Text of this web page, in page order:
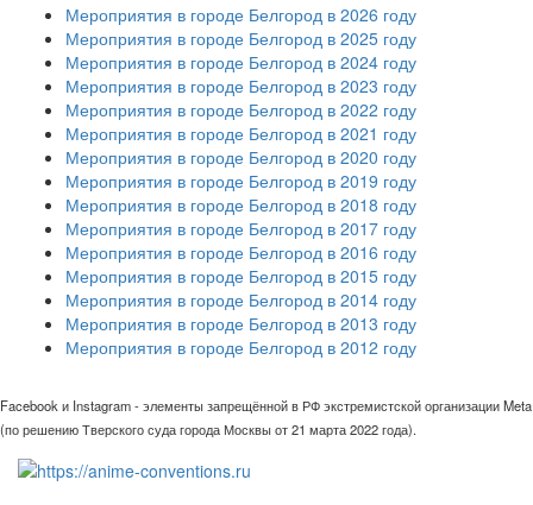
Мероприятия в городе Белгород в 2026 году
Мероприятия в городе Белгород в 2025 году
Мероприятия в городе Белгород в 2024 году
Мероприятия в городе Белгород в 2023 году
Мероприятия в городе Белгород в 2022 году
Мероприятия в городе Белгород в 2021 году
Мероприятия в городе Белгород в 2020 году
Мероприятия в городе Белгород в 2019 году
Мероприятия в городе Белгород в 2018 году
Мероприятия в городе Белгород в 2017 году
Мероприятия в городе Белгород в 2016 году
Мероприятия в городе Белгород в 2015 году
Мероприятия в городе Белгород в 2014 году
Мероприятия в городе Белгород в 2013 году
Мероприятия в городе Белгород в 2012 году
Facebook и Instagram - элементы запрещённой в РФ экстремистской организации Meta
(по решению Тверского суда города Москвы от 21 марта 2022 года).